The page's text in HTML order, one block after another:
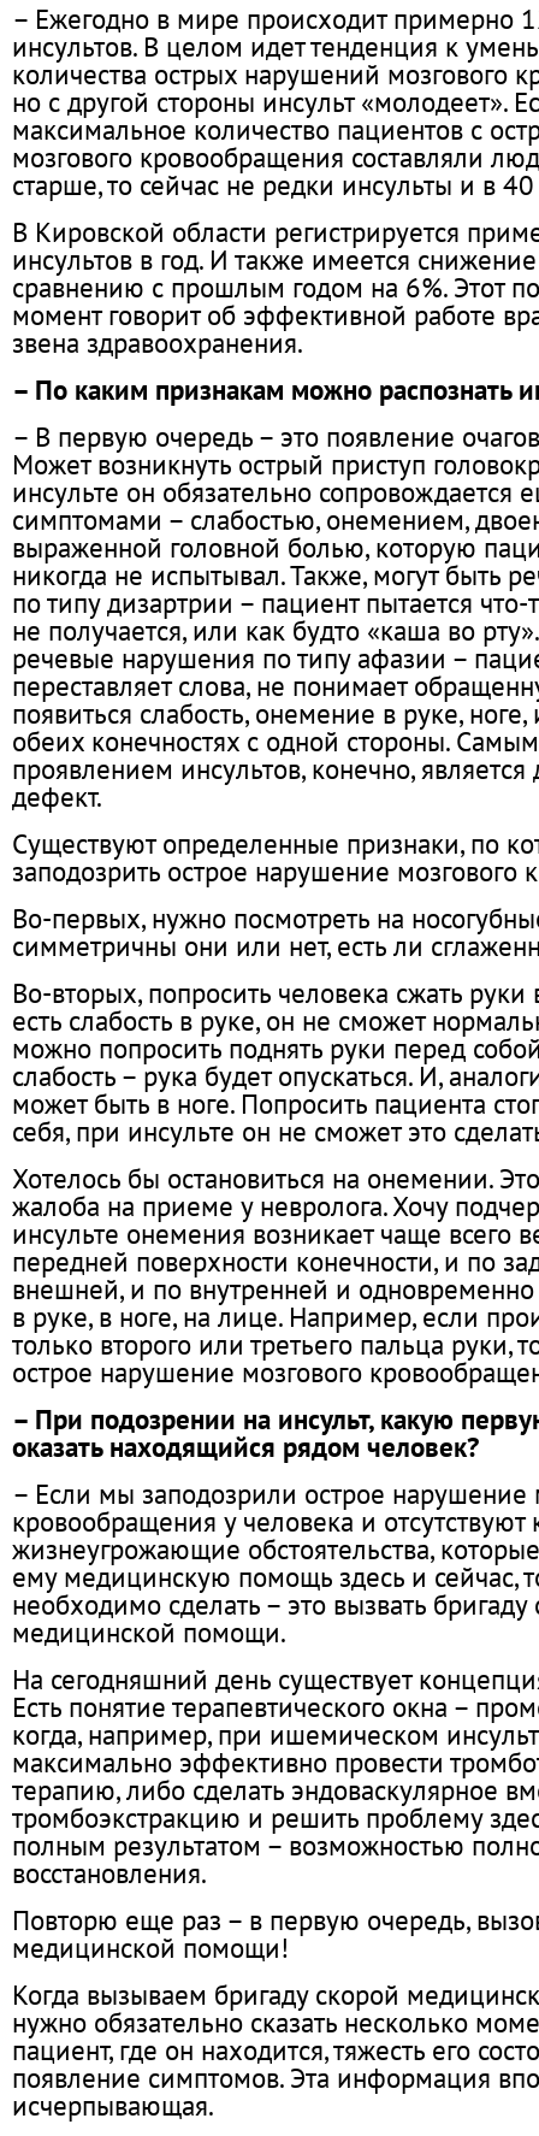
– Ежегодно в мире происходит примерно
инсультов. В целом идет тенденция к
количества острых нарушений мозгового
но с другой стороны инсульт «молодеет».
максимальное количество пациентов с
мозгового кровообращения составляли
старше, то сейчас не редки инсульты и в 40
В Кировской области регистрируется
инсультов в год. И также имеется
сравнению с прошлым годом на 6%. Этот
момент говорит об эффективной работе
звена здравоохранения.
– По каким признакам можно распознать
– В первую очередь – это появление
Может возникнуть острый приступ
инсульте он обязательно сопровождается
симптомами – слабостью, онемением,
выраженной головной болью, которую
никогда не испытывал. Также, могут быть
по типу дизартрии – пациент пытается что-
не получается, или как будто «каша во
речевые нарушения по типу афазии –
переставляет слова, не понимает
появиться слабость, онемение в руке,
обеих конечностях с одной стороны.
проявлением инсультов, конечно, является
дефект.
Существуют определенные признаки, по
заподозрить острое нарушение мозгового
Во-первых, нужно посмотреть на
симметричны они или нет, есть ли
Во-вторых, попросить человека сжать руки
есть слабость в руке, он не сможет
можно попросить поднять руки перед
слабость – рука будет опускаться. И,
может быть в ноге. Попросить пациента
себя, при инсульте он не сможет это
Хотелось бы остановиться на онемении.
жалоба на приеме у невролога. Хочу
инсульте онемения возникает чаще всего
передней поверхности конечности, и по
внешней, и по внутренней и одновременно
в руке, в ноге, на лице. Например, если
только второго или третьего пальца руки,
острое нарушение мозгового
– При подозрении на инсульт, какую
оказать находящийся рядом человек?
– Если мы заподозрили острое нарушение
кровообращения у человека и отсутствуют
жизнеугрожающие обстоятельства,
ему медицинскую помощь здесь и сейчас,
необходимо сделать – это вызвать бригаду
медицинской помощи.
На сегодняшний день существует
Есть понятие терапевтического окна –
когда, например, при ишемическом
максимально эффективно провести
терапию, либо сделать эндоваскулярное
тромбоэкстракцию и решить проблему
полным результатом – возможностью
восстановления.
Повторю еще раз – в первую очередь,
медицинской помощи!
Когда вызываем бригаду скорой
нужно обязательно сказать несколько
пациент, где он находится, тяжесть его
появление симптомов. Эта информация
исчерпывающая.